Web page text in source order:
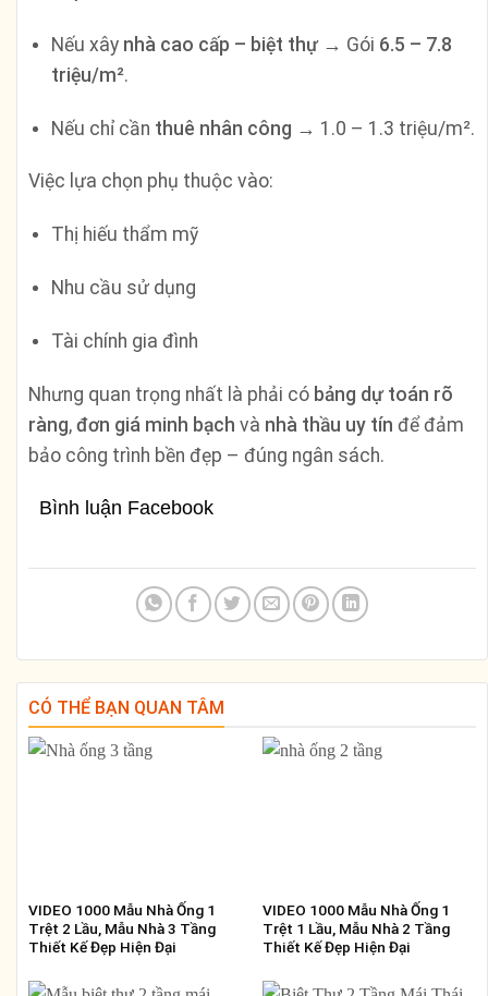
Nếu xây nhà cao cấp – biệt thự→ Gói 6.5 – 7.8
triệu/m².
Nếu chỉ cần thuê nhân công → 1.0 – 1.3 triệu/m².
Việc lựa chọn phụ thuộc vào:
Thị hiếu thẩm mỹ
Nhu cầu sử dụng
Tài chính gia đình
Nhưng quan trọng nhất là phải có bảng dự toán rõ
ràng, đơn giá minh bạch và nhà thầu uy tín để đảm
bảo công trình bền đẹp – đúng ngân sách.
Bình luận Facebook
CÓ THỂ BẠN QUAN TÂM
VIDEO 1000 Mẫu Nhà Ống 1
Trệt 2 Lầu, Mẫu Nhà 3 Tầng
Thiết Kế Đẹp Hiện Đại
VIDEO 1000 Mẫu Nhà Ống 1
Trệt 1 Lầu, Mẫu Nhà 2 Tầng
Thiết Kế Đẹp Hiện Đại